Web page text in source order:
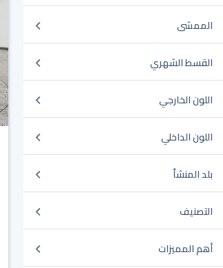
الممشى
القسط الشهري
اللون الخارجي
اللون الداخلي
بلد المنشأ
التصنيف
أهم المميزات